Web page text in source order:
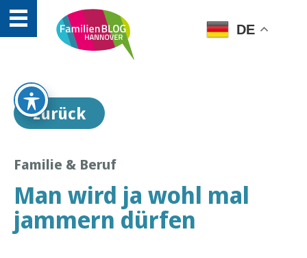
DE
zurück
Familie & Beruf
Man wird ja wohl mal
jammern dürfen